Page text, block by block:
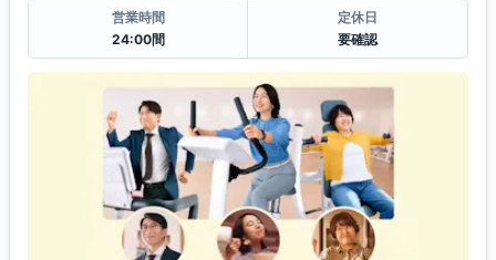
営業時間
24:00間
定休日
要確認